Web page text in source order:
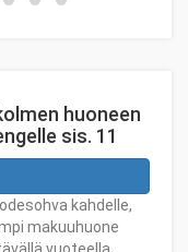
huoneen
sis. 11
kahdelle,
makuuhuone